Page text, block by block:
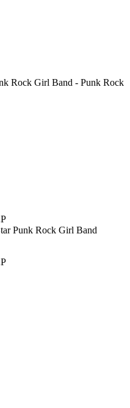
Rock Girl Band - Punk Rock
Punk Rock Girl Band